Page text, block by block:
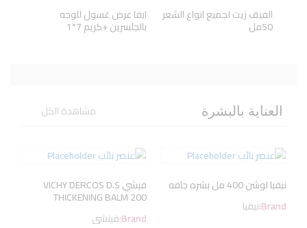
الفيف زيت لجميع انواع الشعر
50مل
ايفا عرض غسول للوجه
بالجلسرين +كريم 7*1
العناية بالبشرة مشاهدة الكل
نيفيا لوشن 400 مل بشره جافه
Brand:نيفيا
فيشي VICHY DERCOS D.S
THICKENING BALM 200
Brand:فيتشى